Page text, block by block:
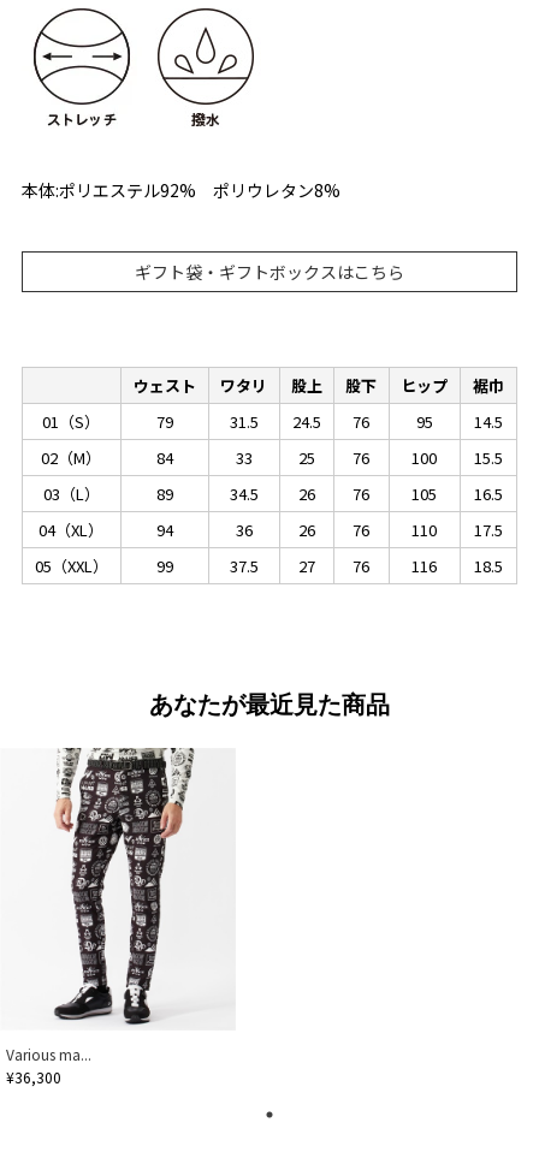
本体:ポリエステル92% ポリウレタン8%
ギフト袋・ギフトボックスはこちら
ウェスト ワタリ 股上 股下 ヒップ
裾巾
01（S）
79 31.5 24.5 76 95
14.5
02（M）
84 33 25 76 100
15.5
03（L）
89 34.5 26 76 105
16.5
04（XL）
94 36 26 76 110
17.5
05（XXL）
99 37.5 27 76 116 18.5
あなたが最近見た商品
Various ma...
¥36,300